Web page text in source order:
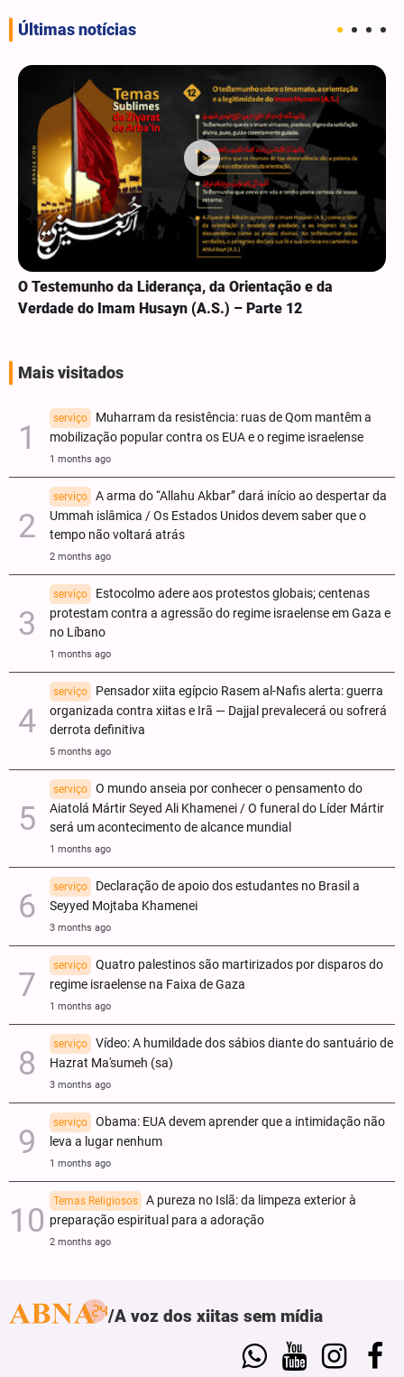
Últimas notícias
O Testemunho da Liderança, da Orientação e da
Verdade do Imam Husayn (A.S.) – Parte 12
Mais visitados
serviço
Muharram da resistência: ruas de Qom mantêm a
mobilização popular contra os EUA e o regime israelense
1 months ago
serviço
A arma do “Allahu Akbar” dará início ao despertar da
Ummah islâmica / Os Estados Unidos devem saber que o
tempo não voltará atrás
2 months ago
serviço
Estocolmo adere aos protestos globais; centenas
protestam contra a agressão do regime israelense em Gaza e
no Líbano
1 months ago
serviço
Pensador xiita egípcio Rasem al-Nafis alerta: guerra
organizada contra xiitas e Irã — Dajjal prevalecerá ou sofrerá
derrota definitiva
5 months ago
serviço
O mundo anseia por conhecer o pensamento do
Aiatolá Mártir Seyed Ali Khamenei / O funeral do Líder Mártir
será um acontecimento de alcance mundial
1 months ago
serviço
Declaração de apoio dos estudantes no Brasil a
Seyyed Mojtaba Khamenei
3 months ago
serviço
Quatro palestinos são martirizados por disparos do
regime israelense na Faixa de Gaza
1 months ago
serviço
Vídeo: A humildade dos sábios diante do santuário de
Hazrat Ma'sumeh (sa)
3 months ago
serviço
Obama: EUA devem aprender que a intimidação não
leva a lugar nenhum
1 months ago
Temas Religiosos
A pureza no Islã: da limpeza exterior à
preparação espiritual para a adoração
2 months ago
A voz dos xiitas sem mídia